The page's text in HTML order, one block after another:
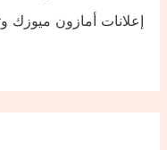
إعلانات أمازون ميوزك